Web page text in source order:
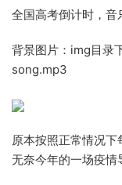
全国高考倒计时，音
背景图片：img目录
song.mp3
原本按照正常情况下
无奈今年的一场疫情